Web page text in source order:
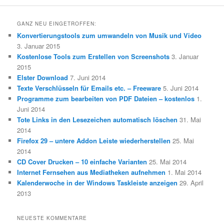
GANZ NEU EINGETROFFEN:
Konvertierungstools zum umwandeln von Musik und Video
3. Januar 2015
Kostenlose Tools zum Erstellen von Screenshots 3. Januar
2015
Elster Download 7. Juni 2014
Texte Verschlüsseln für Emails etc. – Freeware 5. Juni 2014
Programme zum bearbeiten von PDF Dateien – kostenlos 1.
Juni 2014
Tote Links in den Lesezeichen automatisch löschen 31. Mai
2014
Firefox 29 – untere Addon Leiste wiederherstellen 25. Mai
2014
CD Cover Drucken – 10 einfache Varianten 25. Mai 2014
Internet Fernsehen aus Mediatheken aufnehmen 1. Mai 2014
Kalenderwoche in der Windows Taskleiste anzeigen 29. April
2013
NEUESTE KOMMENTARE